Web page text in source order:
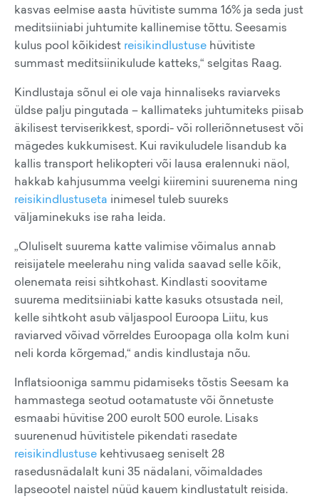
kasvas eelmise aasta hüvitiste summa 16% ja seda just
meditsiiniabi juhtumite kallinemise tõttu. Seesamis
kulus pool kõikidest reisikindlustuse hüvitiste
summast meditsiinikulude katteks,“ selgitas Raag.
Kindlustaja sõnul ei ole vaja hinnaliseks raviarveks
üldse palju pingutada – kallimateks juhtumiteks piisab
äkilisest terviserikkest, spordi- või rolleriõnnetusest või
mägedes kukkumisest. Kui ravikuludele lisandub ka
kallis transport helikopteri või lausa eralennuki näol,
hakkab kahjusumma veelgi kiiremini suurenema ning
reisikindlustuseta inimesel tuleb suureks
väljaminekuks ise raha leida.
„Oluliselt suurema katte valimise võimalus annab
reisijatele meelerahu ning valida saavad selle kõik,
olenemata reisi sihtkohast. Kindlasti soovitame
suurema meditsiiniabi katte kasuks otsustada neil,
kelle sihtkoht asub väljaspool Euroopa Liitu, kus
raviarved võivad võrreldes Euroopaga olla kolm kuni
neli korda kõrgemad,“ andis kindlustaja nõu.
Inflatsiooniga sammu pidamiseks tõstis Seesam ka
hammastega seotud ootamatuste või õnnetuste
esmaabi hüvitise 200 eurolt 500 eurole. Lisaks
suurenenud hüvitistele pikendati rasedate
reisikindlustuse kehtivusaeg seniselt 28
rasedusnädalalt kuni 35 nädalani, võimaldades
lapseootel naistel nüüd kauem kindlustatult reisida.